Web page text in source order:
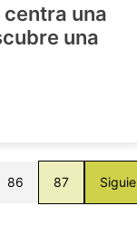
una
una
86 87